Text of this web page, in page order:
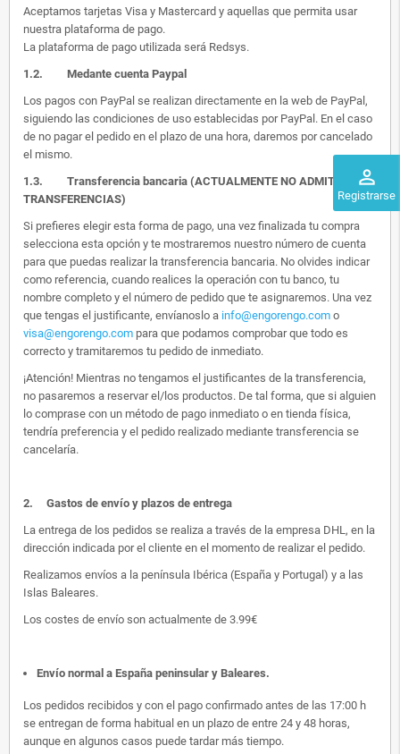
perm_identity
Registrarse
Aceptamos tarjetas Visa y Mastercard y aquellas que permita usar
nuestra plataforma de pago.
La plataforma de pago utilizada será Redsys.
1.2. Medante cuenta Paypal
Los pagos con PayPal se realizan directamente en la web de PayPal,
siguiendo las condiciones de uso establecidas por PayPal. En el caso
de no pagar el pedido en el plazo de una hora, daremos por cancelado
el mismo.
1.3. Transferencia bancaria (ACTUALMENTE NO ADMITIMOS
TRANSFERENCIAS)
Si prefieres elegir esta forma de pago, una vez finalizada tu compra
selecciona esta opción y te mostraremos nuestro número de cuenta
para que puedas realizar la transferencia bancaria. No olvides indicar
como referencia, cuando realices la operación con tu banco, tu
nombre completo y el número de pedido que te asignaremos. Una vez
que tengas el justificante, envíanoslo a info@engorengo.com o
visa@engorengo.com para que podamos comprobar que todo es
correcto y tramitaremos tu pedido de inmediato.
¡Atención! Mientras no tengamos el justificantes de la transferencia,
no pasaremos a reservar el/los productos. De tal forma, que si alguien
lo comprase con un método de pago inmediato o en tienda física,
tendría preferencia y el pedido realizado mediante transferencia se
cancelaría.
2. Gastos de envío y plazos de entrega
La entrega de los pedidos se realiza a través de la empresa DHL, en la
dirección indicada por el cliente en el momento de realizar el pedido.
Realizamos envíos a la península Ibérica (España y Portugal) y a las
Islas Baleares.
Los costes de envío son actualmente de 3.99€
Envío normal a España peninsular y Baleares.
Los pedidos recibidos y con el pago confirmado antes de las 17:00 h
se entregan de forma habitual en un plazo de entre 24 y 48 horas,
aunque en algunos casos puede tardar más tiempo.